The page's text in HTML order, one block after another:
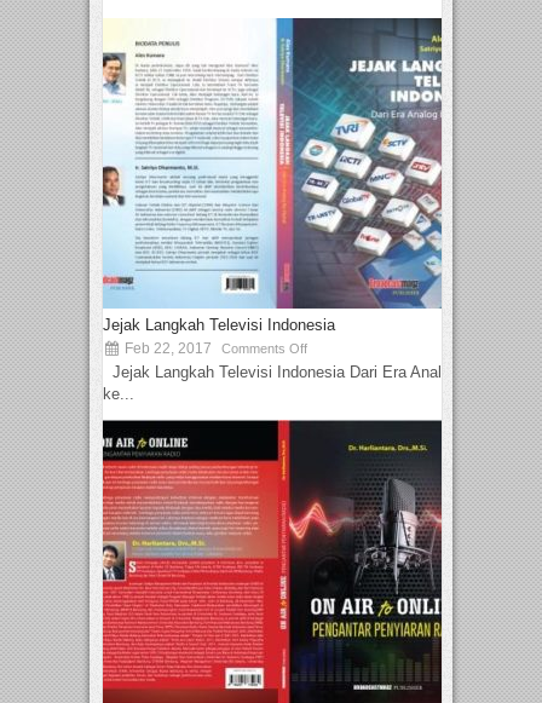
Jejak Langkah Televisi Indonesia
Feb 22, 2017 Comments Off
Jejak Langkah Televisi Indonesia Dari Era Analog
ke...